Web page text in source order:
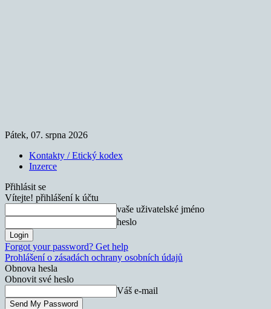
Pátek, 07. srpna 2026
Kontakty / Etický kodex
Inzerce
Přihlásit se
Vítejte! přihlášení k účtu
vaše uživatelské jméno
heslo
Forgot your password? Get help
Prohlášení o zásadách ochrany osobních údajů
Obnova hesla
Obnovit své heslo
Váš e-mail